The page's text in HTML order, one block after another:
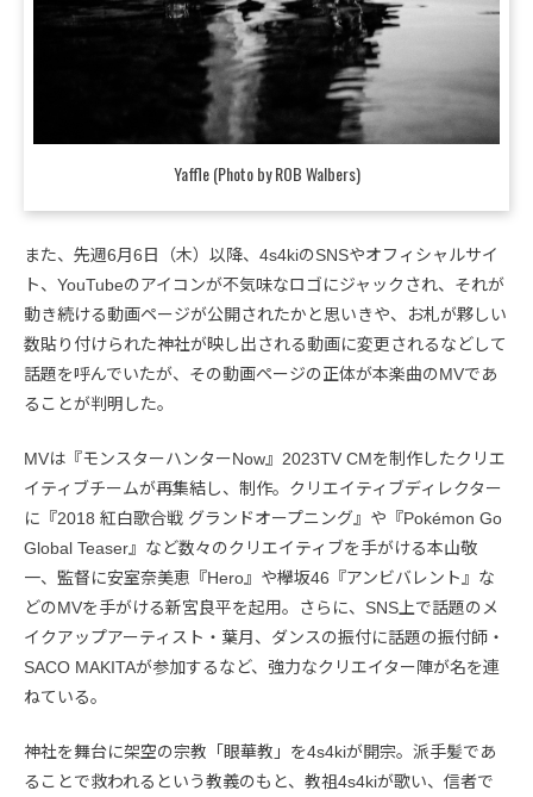
Yaffle (Photo by ROB Walbers)
また、先週6月6日（木）以降、4s4kiのSNSやオフィシャルサイ
ト、YouTubeのアイコンが不気味なロゴにジャックされ、それが
動き続ける動画ページが公開されたかと思いきや、お札が夥しい
数貼り付けられた神社が映し出される動画に変更されるなどして
話題を呼んでいたが、その動画ページの正体が本楽曲のMVであ
ることが判明した。
MVは『モンスターハンターNow』2023TV CMを制作したクリエ
イティブチームが再集結し、制作。クリエイティブディレクター
に『2018 紅白歌合戦 グランドオープニング』や『Pokémon Go
Global Teaser』など数々のクリエイティブを手がける本山敬
一、監督に安室奈美恵『Hero』や欅坂46『アンビバレント』な
どのMVを手がける新宮良平を起用。さらに、SNS上で話題のメ
イクアップアーティスト・葉月、ダンスの振付に話題の振付師・
SACO MAKITAが参加するなど、強力なクリエイター陣が名を連
ねている。
神社を舞台に架空の宗教「眼華教」を4s4kiが開宗。派手髪であ
ることで救われるという教義のもと、教祖4s4kiが歌い、信者で